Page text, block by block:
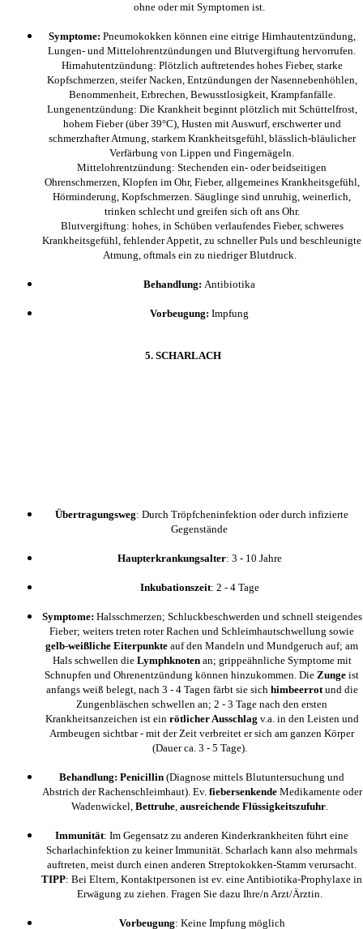
ohne oder mit Symptomen ist.
Symptome: Pneumokokken können eine eitrige Hirnhautentzündung,
Lungen- und Mittelohrentzündungen und Blutvergiftung hervorrufen.
Hirnahutentzündung: Plötzlich auftretendes hohes Fieber, starke
Kopfschmerzen, steifer Nacken, Entzündungen der Nasennebenhöhlen,
Benommenheit, Erbrechen, Bewusstlosigkeit, Krampfanfälle.
Lungenentzündung: Die Krankheit beginnt plötzlich mit Schüttelfrost,
hohem Fieber (über 39°C), Husten mit Auswurf, erschwerter und
schmerzhafter Atmung, starkem Krankheitsgefühl, blässlich-bläulicher
Verfärbung von Lippen und Fingernägeln.
Mittelohrentzündung: Stechenden ein- oder beidseitigen
Ohrenschmerzen, Klopfen im Ohr, Fieber, allgemeines Krankheitsgefühl,
Hörminderung, Kopfschmerzen. Säuglinge sind unruhig, weinerlich,
trinken schlecht und greifen sich oft ans Ohr.
Blutvergiftung: hohes, in Schüben verlaufendes Fieber, schweres
Krankheitsgefühl, fehlender Appetit, zu schneller Puls und beschleunigte
Atmung, oftmals ein zu niedriger Blutdruck.
Behandlung: Antibiotika
Vorbeugung: Impfung
5. SCHARLACH
Übertragungsweg: Durch Tröpfcheninfektion oder durch infizierte
Gegenstände
Haupterkrankungsalter: 3 - 10 Jahre
Inkubationszeit: 2 - 4 Tage
Symptome: Halsschmerzen; Schluckbeschwerden und schnell steigendes
Fieber; weiters treten roter Rachen und Schleimhautschwellung sowie
gelb-weißliche Eiterpunkte auf den Mandeln und Mundgeruch auf; am
Hals schwellen die Lymphknotenan; grippeähnliche Symptome mit
Schnupfen und Ohrenentzündung können hinzukommen. Die Zunge ist
anfangs weiß belegt, nach 3 - 4 Tagen färbt sie sich himbeerrotund die
Zungenbläschen schwellen an; 2 - 3 Tage nach den ersten
Krankheitsanzeichen ist ein rötlicher Ausschlag v.a. in den Leisten und
Armbeugen sichtbar - mit der Zeit verbreitet er sich am ganzen Körper
(Dauer ca. 3 - 5 Tage).
Behandlung: Penicillin (Diagnose mittels Blutuntersuchung und
Abstrich der Rachenschleimhaut). Ev. fiebersenkendeMedikamente oder
Wadenwickel, Bettruhe, ausreichende Flüssigkeitszufuhr.
Immunität: Im Gegensatz zu anderen Kinderkrankheiten führt eine
Scharlachinfektion zu keiner Immunität. Scharlach kann also mehrmals
auftreten, meist durch einen anderen Streptokokken-Stamm verursacht.
TIPP: Bei Eltern, Kontaktpersonen ist ev. eine Antibiotika-Prophylaxe in
Erwägung zu ziehen. Fragen Sie dazu Ihre/n Arzt/Ärztin.
Vorbeugung: Keine Impfung möglich